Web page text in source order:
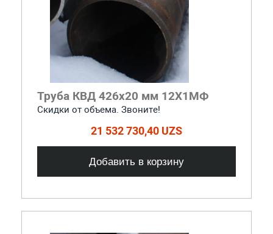
Труба КВД 426х20 мм 12Х1МФ
Скидки от объема. Звоните!
21 532 730,40 UZS
Добавить в корзину